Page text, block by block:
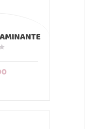
BANS